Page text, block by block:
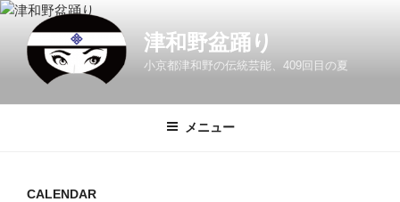
コ
津和野盆踊り
小京都津和野の伝統芸能、409回目の夏
メニュー
CALENDAR